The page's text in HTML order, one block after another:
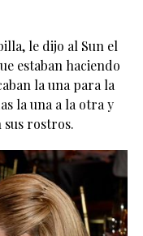
le dijo al Sun el
estaban haciendo
la una para la
la una a la otra y
sus rostros.